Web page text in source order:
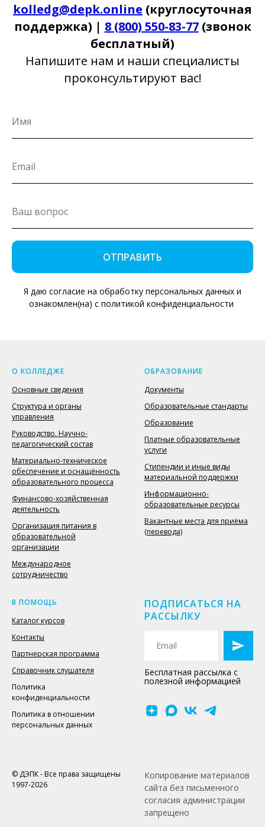
kolledg@depk.online (круглосуточная
поддержка) | 8 (800) 550-83-77(звонок
бесплатный)
Напишите нам и наши специалисты
проконсультируют вас!
ОТПРАВИТЬ
Я даю согласие на обработку персональных данных и
ознакомлен(на) с политикой конфиденциальности
О КОЛЛЕДЖЕ
Основные сведения
Структура и органы
управления
Руководство. Научно-
педагогический состав
Материально-техническое
обеспечение и оснащённость
образовательного процесса
Финансово-хозяйственная
деятельность
Организация питания в
образовательной
организации
Международное
сотрудничество
ОБРАЗОВАНИЕ
Документы
Образовательные стандарты
Образование
Платные образовательные
услуги
Стипендии и иные виды
материальной поддержки
Информационно-
образовательные ресурсы
Вакантные места для приёма
(перевода)
В ПОМОЩЬ
Каталог курсов
Контакты
Партнерская программа
Справочник слушателя
Политика
конфиденциальности
Политика в отношении
персональных данных
ПОДПИСАТЬСЯ НА
РАССЫЛКУ
Бесплатная рассылка с
полезной информацией
© ДЭПК - Все права защищены
1997-2026
Копирование материалов
сайта без письменного
согласия администрации
запрещено